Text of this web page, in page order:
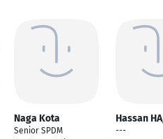
Naga Kota
Senior SPDM
Hassan
---